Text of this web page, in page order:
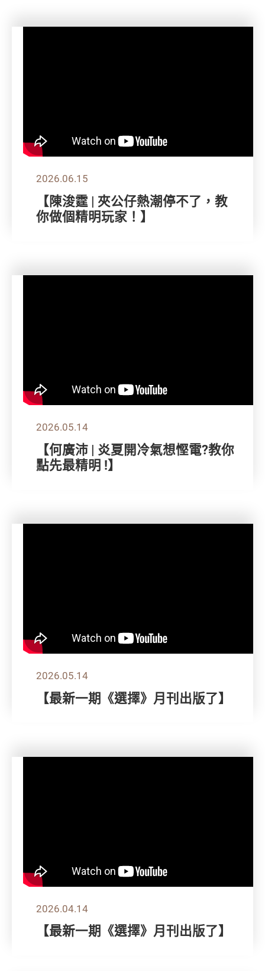
2026.06.15
【陳浚霆 | 夾公仔熱潮停不了，教
你做個精明玩家！】
2026.05.14
【何廣沛 | 炎夏開冷氣想慳電?教你
點先最精明 !】
2026.05.14
【最新一期《選擇》月刊出版了】
2026.04.14
【最新一期《選擇》月刊出版了】